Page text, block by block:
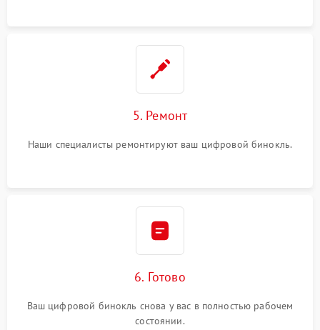
5. Ремонт
Наши специалисты ремонтируют ваш цифровой бинокль.
6. Готово
Ваш цифровой бинокль снова у вас в полностью рабочем
состоянии.